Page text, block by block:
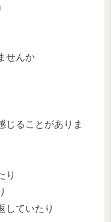
せんか
じることがありま
り
していたり